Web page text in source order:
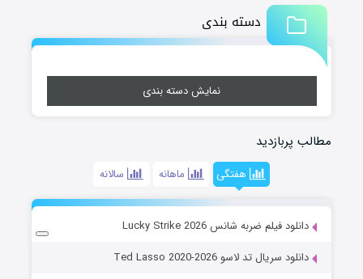
دسته بندی
نمایش دسته بندی
مطالب پربازدید
هفتگی ماهانه سالانه
دانلود فیلم ضربه شانس Lucky Strike 2026
دانلود سریال تد لاسو Ted Lasso 2020-2026